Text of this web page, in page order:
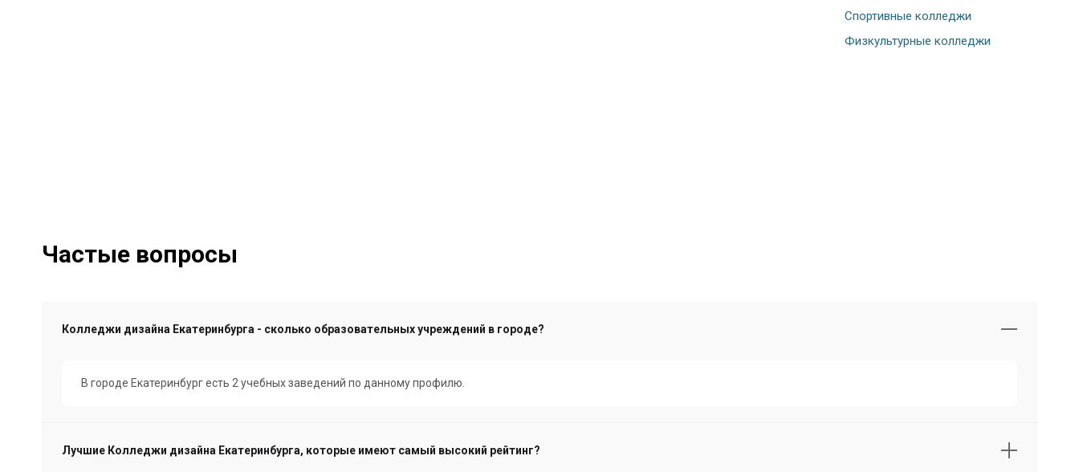
Спортивные колледжи
Физкультурные колледжи
Частые вопросы
Колледжи дизайна Екатеринбурга - сколько образовательных учреждений в городе?
В городе Екатеринбург есть 2 учебных заведений по данному профилю.
Лучшие Колледжи дизайна Екатеринбурга, которые имеют самый высокий рейтинг?